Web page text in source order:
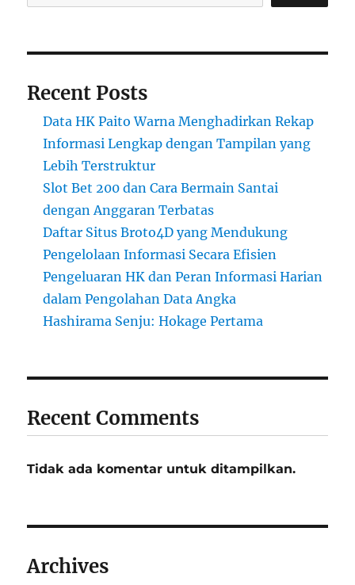
Recent Posts
Data HK Paito Warna Menghadirkan Rekap
Informasi Lengkap dengan Tampilan yang
Lebih Terstruktur
Slot Bet 200 dan Cara Bermain Santai
dengan Anggaran Terbatas
Daftar Situs Broto4D yang Mendukung
Pengelolaan Informasi Secara Efisien
Pengeluaran HK dan Peran Informasi Harian
dalam Pengolahan Data Angka
Hashirama Senju: Hokage Pertama
Recent Comments
Tidak ada komentar untuk ditampilkan.
Archives